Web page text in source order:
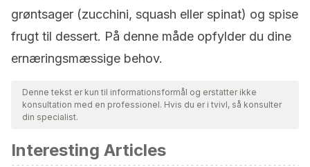
grøntsager (zucchini, squash eller spinat) og spise
frugt til dessert. På denne måde opfylder du dine
ernæringsmæssige behov.
Denne tekst er kun til informationsformål og erstatter ikke
konsultation med en professionel. Hvis du er i tvivl, så konsulter
din specialist.
Interesting Articles